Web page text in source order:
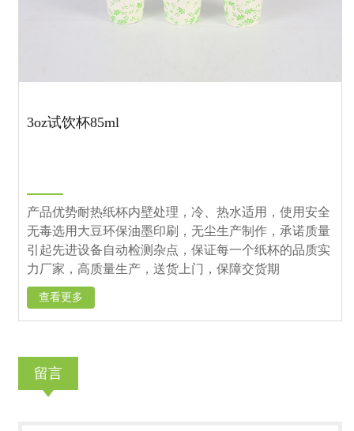
3oz试饮杯85ml
产品优势耐热纸杯内壁处理，冷、热水适用，使用安全
无毒选用大豆环保油墨印刷，无尘生产制作，承诺质量
引起先进设备自动检测杂点，保证每一个纸杯的品质实
力厂家，高质量生产，送货上门，保障交货期
查看更多
留言